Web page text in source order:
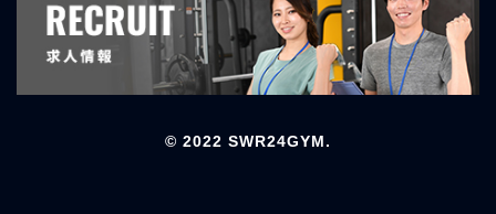
© 2022 SWR24GYM.